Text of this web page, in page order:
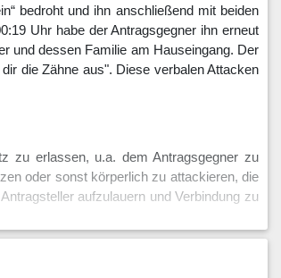
bedroht und ihn anschließend mit beiden
Uhr habe der Antragsgegner ihn erneut
und dessen Familie am Hauseingang. Der
die Zähne aus". Diese verbalen Attacken
zu erlassen, u.a. dem Antragsgegner zu
oder sonst körperlich zu attackieren, die
aufzulauern und Verbindung zu